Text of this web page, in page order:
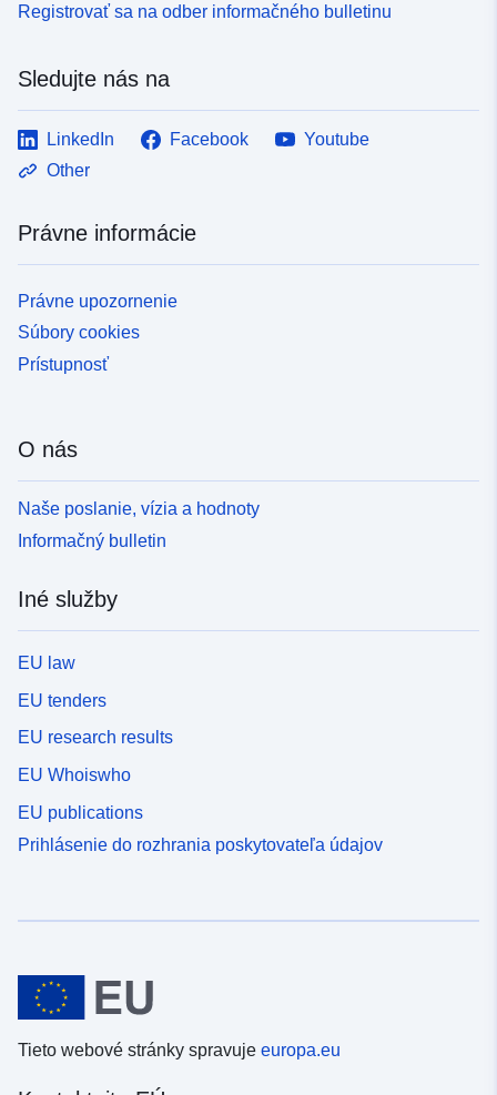
Registrovať sa na odber informačného bulletinu
Sledujte nás na
LinkedIn Facebook
Youtube
Other
Právne informácie
Právne upozornenie
Súbory cookies
Prístupnosť
O nás
Naše poslanie, vízia a hodnoty
Informačný bulletin
Iné služby
EU law
EU tenders
EU research results
EU Whoiswho
EU publications
Prihlásenie do rozhrania poskytovateľa údajov
Tieto webové stránky spravuje europa.eu